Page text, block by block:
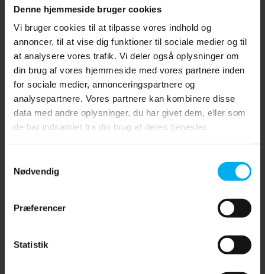
Denne hjemmeside bruger cookies
Vi bruger cookies til at tilpasse vores indhold og
annoncer, til at vise dig funktioner til sociale medier og til
at analysere vores trafik. Vi deler også oplysninger om
din brug af vores hjemmeside med vores partnere inden
for sociale medier, annonceringspartnere og
analysepartnere. Vores partnere kan kombinere disse
data med andre oplysninger, du har givet dem, eller som
de har indsamlet fra din brug af deres tjenester.
Nødvendig
Præferencer
Statistik
Oceanus kompressor på plads, og derved kan man nemt
løfte kompressoren. Længden af håndtaget kan justeres,
samt afmonteres, hvis kompressoren skal transporteres i
en bil.